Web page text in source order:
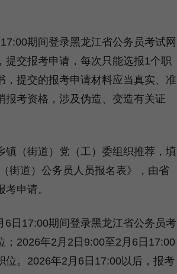
期间登录黑龙江省公务员考试网
交报考申请，每次只能选报1个职
提交的报考申请材料应当真实、准
考资格，涉及伪造、变造有关证
（街道）党（工）委组织推荐，填
街道）公务员人员报名表》，由省
申请。
日17:00期间登录黑龙江省公务员考
2026年2月2日9:00至2月6日17:00
。2026年2月6日17:00以后，报考